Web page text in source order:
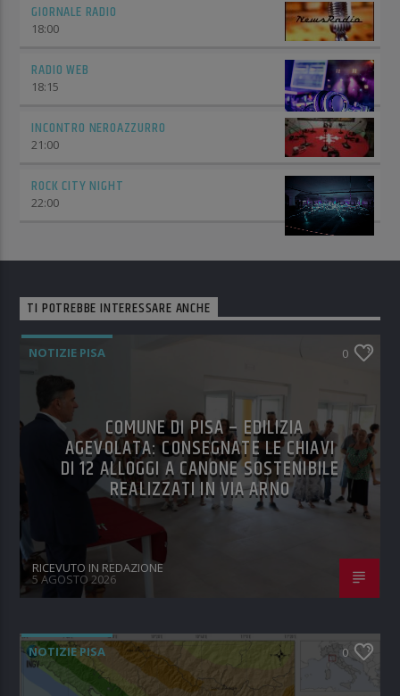
GIORNALE RADIO
18:00
RADIO WEB
18:15
INCONTRO NEROAZZURRO
21:00
ROCK CITY NIGHT
22:00
TI POTREBBE INTERESSARE ANCHE
NOTIZIE PISA 0
COMUNE DI PISA – EDILIZIA
AGEVOLATA: CONSEGNATE LE CHIAVI
DI 12 ALLOGGI A CANONE SOSTENIBILE
REALIZZATI IN VIA ARNO
RICEVUTO IN REDAZIONE
5 AGOSTO 2026
NOTIZIE PISA 0